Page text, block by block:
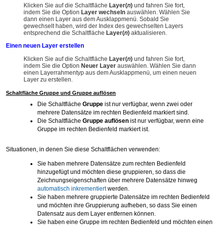
Klicken Sie auf die Schaltfläche Layer(n) und fahren Sie fort,
indem Sie die Option Layer wechseln auswählen. Wählen Sie
dann einen Layer aus dem Ausklappmenü. Sobald Sie
gewechselt haben, wird der Index des gewechselten Layers
entsprechend die Schaltfläche Layer(n) aktualisieren.
Einen neuen Layer erstellen
Klicken Sie auf die Schaltfläche Layer(n) und fahren Sie fort,
indem Sie die Option Neuer Layer auswählen. Wählen Sie dann
einen Layerrahmentyp aus dem Ausklappmenü, um einen neuen
Layer zu erstellen.
Schaltfläche Gruppe und Gruppe auflösen
Die Schaltfläche Gruppe ist nur verfügbar, wenn zwei oder
mehrere Datensätze im rechten Bedienfeld markiert sind.
Die Schaltfläche Gruppe auflösen ist nur verfügbar, wenn eine
Gruppe im rechten Bedienfeld markiert ist.
Situationen, in denen Sie diese Schaltflächen verwenden:
Sie haben mehrere Datensätze zum rechten Bedienfeld
hinzugefügt und möchten diese gruppieren, so dass die
Zeichnungseigenschaften über mehrere Datensätze hinweg
automatisch inkrementiertwerden.
Sie haben mehrere gruppierte Datensätze im rechten Bedienfeld
und möchten ihre Gruppierung aufheben, so dass Sie einen
Datensatz aus dem Layer entfernen können.
Sie haben eine Gruppe im rechten Bedienfeld und möchten einen